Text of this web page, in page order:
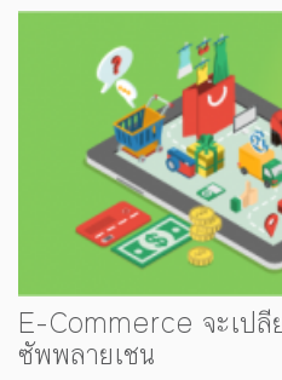
ออนดีมานด์ในตลาดไทยอย่างลาล่ามูฟ หรื
เป็นที่รู้จักเป็นอย่างดีในกลุ่มคนกรุงเทพฯ โ
E-Commerce จะเปลี่
ซัพพลายเชน